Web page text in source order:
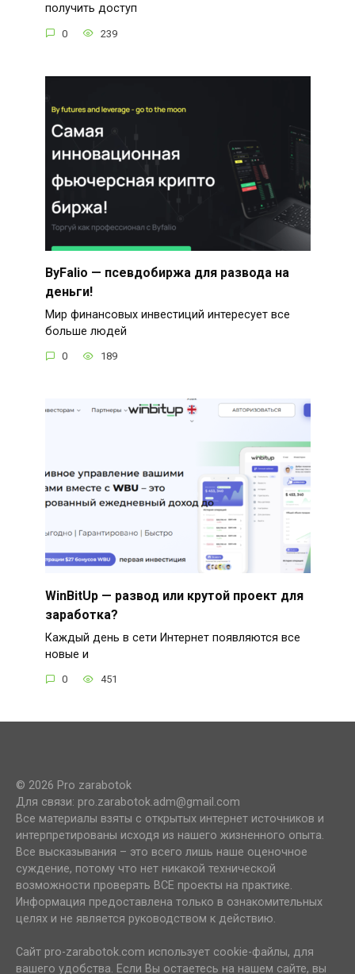
получить доступ
0 239
ByFalio — псевдобиржа для развода на
деньги!
Мир финансовых инвестиций интересует все
больше людей
0 189
WinBitUp — развод или крутой проект для
заработка?
Каждый день в сети Интернет появляются все
новые и
0 451
© 2026 Pro zarabotok
Для связи: pro.zarabotok.adm@gmail.com
Все материалы взяты с открытых интернет источников и
интерпретированы исходя из нашего жизненного опыта.
Все высказывания – это всего лишь наше оценочное
суждение, потому что нет никакой технической
возможности проверять ВСЕ проекты на практике.
Информация предоставлена только в ознакомительных
целях и не является руководством к действию.
Сайт pro-zarabotok.com использует cookie-файлы, для
вашего удобства. Если Вы остаетесь на нашем сайте, вы